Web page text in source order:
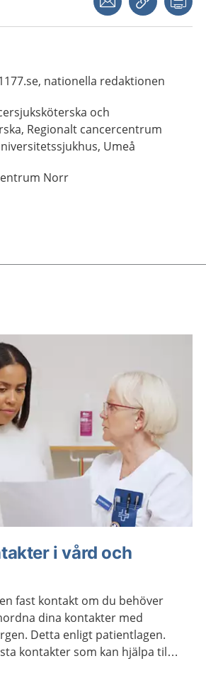
nationella redaktionen
och
Regionalt cancercentrum
Umeå
Norr
i vård och
fast kontakt om du behöver
dina kontakter med
Detta enligt patientlagen.
kontakter som kan hjälpa till